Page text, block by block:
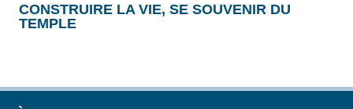
CONSTRUIRE LA VIE, SE SOUVENIR DU
TEMPLE